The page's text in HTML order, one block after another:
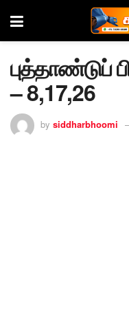
புத்தாண்டுப்
– 8,17,26
by siddharbhoomi